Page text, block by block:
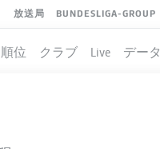
放送局 BUNDESLIGA-GROUP
順位 クラブ Live データ